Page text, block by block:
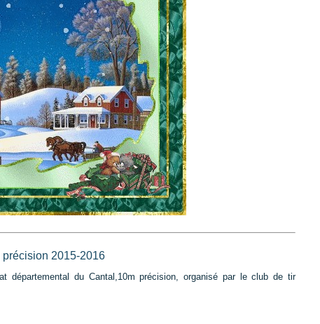
2015-2016
départemental du Cantal,10m précision, organisé par le club de tir